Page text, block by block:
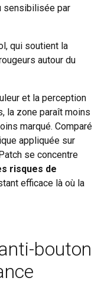
sensibilisée par
qui soutient la
autour du
et la perception
la zone paraît moins
marqué. Comparé
appliquée sur
se concentre
risques de
efficace là où la
bouton